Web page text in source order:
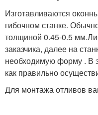
Изготавливаются
гибочном станке.
толщиной 0.45-0.5
заказчика, далее на
необходимую форму . В
как правильно
Для монтажа отливов